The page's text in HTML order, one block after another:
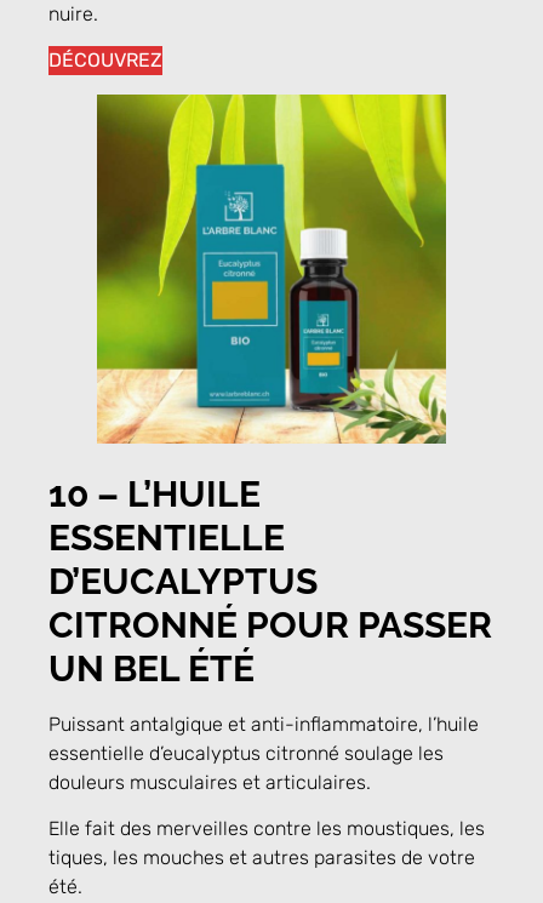
nuire.
DÉCOUVREZ
10 – L’HUILE
ESSENTIELLE
D’EUCALYPTUS
CITRONNÉ POUR PASSER
UN BEL ÉTÉ
Puissant antalgique et anti-inflammatoire, l’huile
essentielle d’eucalyptus citronné soulage les
douleurs musculaires et articulaires.
Elle fait des merveilles contre les moustiques, les
tiques, les mouches et autres parasites de votre
été.